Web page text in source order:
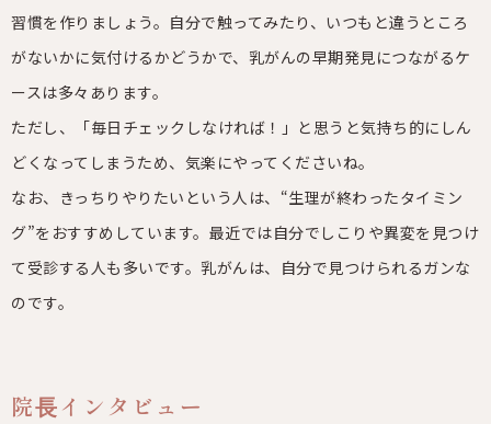
習慣を作りましょう。自分で触ってみたり、いつもと違うところ
がないかに気付けるかどうかで、乳がんの早期発見につながるケ
ースは多々あります。
ただし、「毎日チェックしなければ！」と思うと気持ち的にしん
どくなってしまうため、気楽にやってくださいね。
なお、きっちりやりたいという人は、“生理が終わったタイミン
グ”をおすすめしています。最近では自分でしこりや異変を見つけ
て受診する人も多いです。乳がんは、自分で見つけられるガンな
のです。
院⻑インタビュー